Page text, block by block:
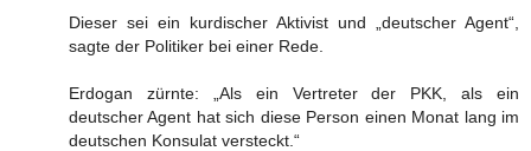
Dieser sei ein kurdischer Aktivist und „deutscher Agent“,
sagte der Politiker bei einer Rede.
Erdogan zürnte: „Als ein Vertreter der PKK, als ein
deutscher Agent hat sich diese Person einen Monat lang im
deutschen Konsulat versteckt.“